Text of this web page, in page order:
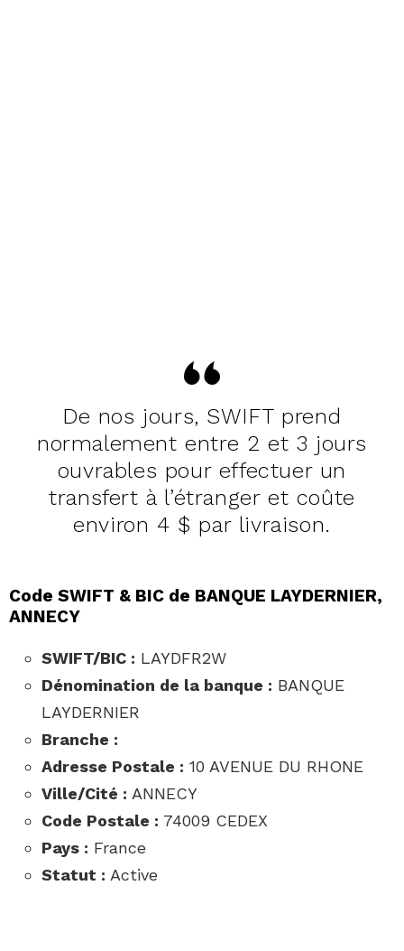
De nos jours, SWIFT prend
normalement entre 2 et 3 jours
ouvrables pour effectuer un
transfert à l’étranger et coûte
environ 4 $ par livraison.
Code SWIFT & BIC de BANQUE LAYDERNIER,
ANNECY
SWIFT/BIC : LAYDFR2W
Dénomination de la banque : BANQUE
LAYDERNIER
Branche :
Adresse Postale : 10 AVENUE DU RHONE
Ville/Cité : ANNECY
Code Postale : 74009 CEDEX
Pays : France
Statut : Active